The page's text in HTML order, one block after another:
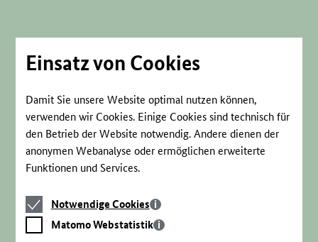
Einsatz von Cookies
Damit Sie unsere Website optimal nutzen können,
verwenden wir Cookies. Einige Cookies sind technisch für
den Betrieb der Website notwendig. Andere dienen der
anonymen Webanalyse oder ermöglichen erweiterte
Funktionen und Services.
Notwendige
Cookies
Notwendige Cookies
Matomo
Webstatistik
Matomo Webstatistik